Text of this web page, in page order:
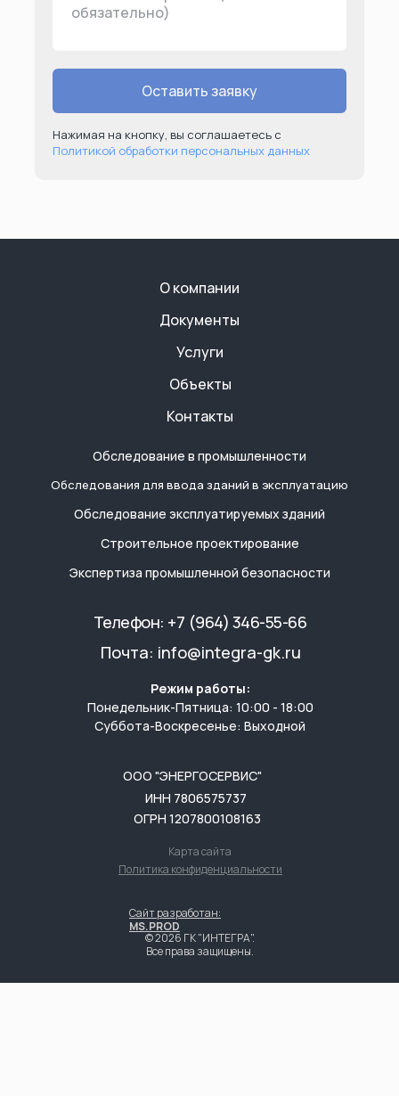
Оставить заявку
Нажимая на кнопку, вы соглашаетесь с
Политикой обработки персональных данных
Скидка 10%на комплексное
© 2026 ГК "ИНТЕГРА".
Все права защищены.
Сайт разработан:
MS.PROD
О компании
Услуги
Объекты
Контакты
Обследование в промышленности
Обследования для ввода зданий в эксплуатацию
Строительное проектирование
Экспертиза промышленной безопасности
Политика конфиденциальности
Обследование эксплуатируемых зданий
Телефон: +7 (964) 346-55-66
Режим работы:
Понедельник-Пятница: 10:00 - 18:00
Суббота-Воскресенье: Выходной
Карта сайта
Документы
ИНН 7806575737
ОГРН 1207800108163
Почта: info@integra-gk.ru
ООО "ЭНЕРГОСЕРВИС"